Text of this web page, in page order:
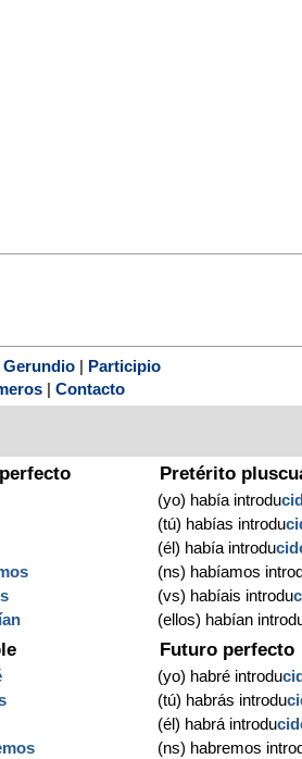
Gerundio
Participio
Contacto
Pretérito
(yo) había introdu
(tú) habías introdu
(él) había introdu
(ns) habíamos
(vs) habíais introdu
(ellos) habían
Futuro perfecto
(yo) habré introdu
(tú) habrás introdu
(él) habrá introdu
(ns) habremos